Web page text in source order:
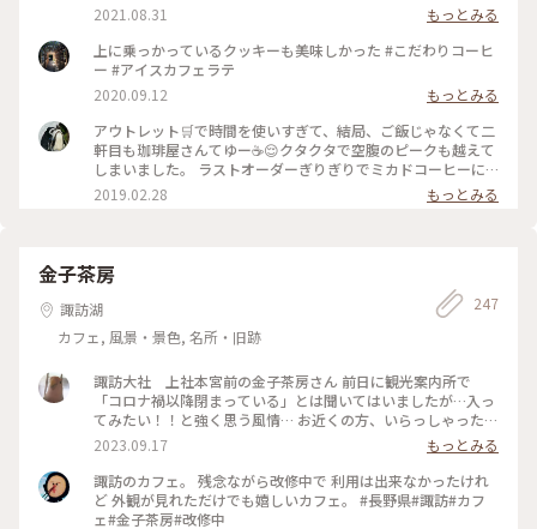
2021.08.31
もっとみる
上に乗っかっているクッキーも美味しかった #こだわりコーヒ
ー #アイスカフェラテ
2020.09.12
もっとみる
アウトレット🛒で時間を使いすぎて、結局、ご飯じゃなくて二
軒目も珈琲屋さんてゆー☕️😌クタクタで空腹のピークも越えて
しまいました。 ラストオーダーぎりぎりでミカドコーヒーに
すべり込み。 ｢ここは常連さんの席なので、普段は中々ご案内
出来ないんですよ～☺️｣って。これから暖かくなってくるとほ
ちゃんで撮られてました😅｣って💦 恐るべしJK💦 #軽井沢 #ミ
カドコーヒー #素敵な二人
2019.02.28 もっとみる
金子茶房
諏訪湖
カフェ, 風景・景色, 名所・旧跡
247
諏訪大社 上社本宮前の金子茶房さん 前日に観光案内所で
「コロナ禍以降閉まっている」とは聞いてはいましたが…入っ
てみたい！！と強く思う風情… お近くの方、いらっしゃった
ら、再開の時、お知らそいただけたら嬉しいです♥️ #諏訪 #諏
訪大社 #諏訪湖
2023.09.17
もっとみる
諏訪のカフェ。 残念ながら改修中で 利用は出来なかったけれ
ど 外観が見れただけでも嬉しいカフェ。 #長野県#諏訪#カフ
ェ#金子茶房#改修中